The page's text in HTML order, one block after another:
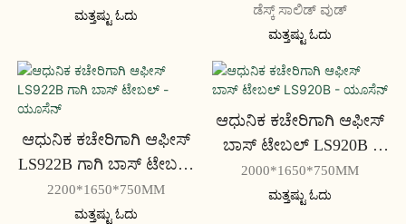
ಮತ್ತಷ್ಟು ಓದು
ಡೆಸ್ಕ್ ಸಾಲಿಡ್ ವುಡ್
ಮತ್ತಷ್ಟು ಓದು
ಆಧುನಿಕ ಕಚೇರಿಗಾಗಿ ಆಫೀಸ್
LS922B ಗಾಗಿ ಬಾಸ್ ಟೇಬಲ್
- ಯೂಸೆನ್
2200*1650*750MM
ಮತ್ತಷ್ಟು ಓದು
ಆಧುನಿಕ ಕಚೇರಿಗಾಗಿ ಆಫೀಸ್
ಬಾಸ್ ಟೇಬಲ್ LS920B -
ಯೂಸೆನ್
2000*1650*750MM
ಮತ್ತಷ್ಟು ಓದು